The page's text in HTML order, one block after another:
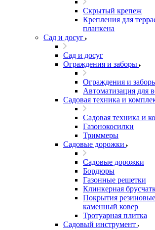
Скрытый крепеж
Крепления для
планкена
Сад и досуг
Сад и досуг
Ограждения и заборы
Ограждения и
Автоматизация для
Садовая техника и
Садовая техника и
Газонокосилки
Триммеры
Садовые дорожки
Садовые дорожки
Бордюры
Газонные решетки
Клинкерная
Покрытия
каменный ковер
Тротуарная плитка
Садовый инструмент